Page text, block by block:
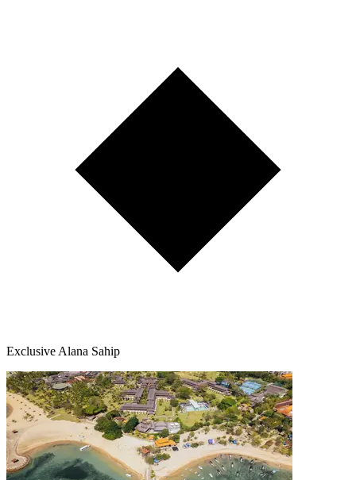
Exclusive Alana Sahip